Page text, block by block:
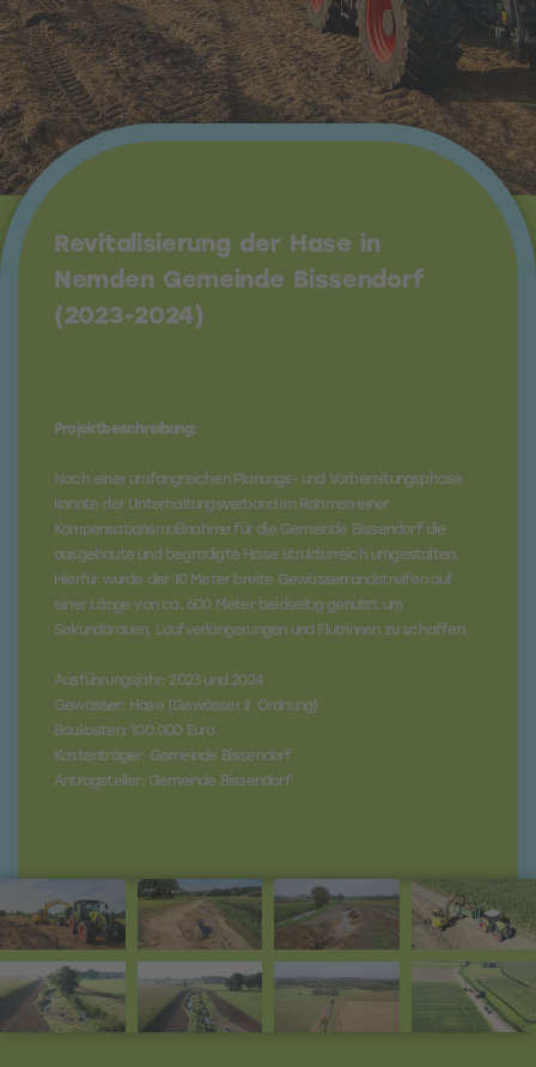
Revitalisierung der Hase in
Nemden Gemeinde Bissendorf
(2023-2024)
Projektbeschreibung:
Nach einer umfangreichen Planungs- und Vorbereitungsphase
konnte der Unterhaltungsverband im Rahmen einer
Kompensationsmaßnahme für die Gemeinde Bissendorf die
ausgebaute und begradigte Hase strukturreich umgestalten.
Hierfür wurde der 10 Meter breite Gewässerrandstreifen auf
einer Länge von ca. 600 Meter beidseitig genutzt um
Sekundärauen, Laufverlängerungen und Flutrinnen zu schaffen.
Ausführungsjahr: 2023 und 2024
Gewässer: Hase (Gewässer II. Ordnung)
Baukosten: 100.000 Euro
Kostenträger: Gemeinde Bissendorf
Antragsteller: Gemeinde Bissendorf